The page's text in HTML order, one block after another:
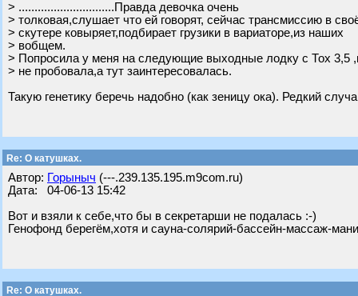
> ..............................Правда девочка очень
> толковая,слушает что ей говорят, сейчас трансмиссию в
> скутере ковыряет,подбирает грузики в вариаторе,из наших
> вобщем.
> Попросила у меня на следующие выходные лодку с Тох 3,5
> не пробовала,а тут заинтересовалась.
Такую генетику беречь надобно (как зеницу ока). Редкий
Re: О катушках.
Автор: Горыныч (---.239.135.195.m9com.ru)
Дата: 04-06-13 15:42
Вот и взяли к себе,что бы в секретарши не подалась :-)
Генофонд берегём,хотя и сауна-солярий-бассейн-массаж-
Re: О катушках.